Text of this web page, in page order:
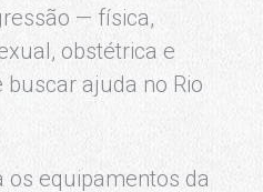
— física,
obstétrica e
ajuda no Rio
os equipamentos da